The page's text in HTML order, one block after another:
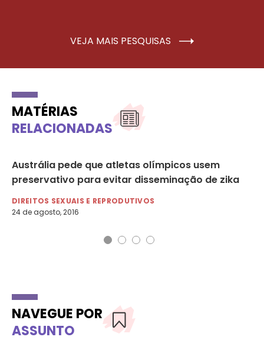
VEJA MAIS PESQUISAS
MATÉRIAS
RELACIONADAS
Austrália pede que atletas olímpicos usem
preservativo para evitar disseminação de zika
DIREITOS SEXUAIS E REPRODUTIVOS
24 de agosto, 2016
NAVEGUE POR
ASSUNTO